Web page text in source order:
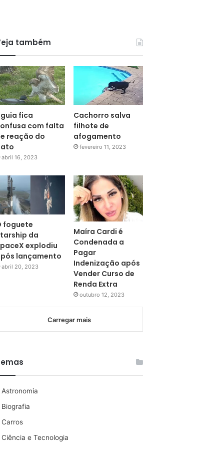
também
fica
com falta
reação do
abril 16, 2023
Cachorro salva
filhote de
afogamento
fevereiro 11, 2023
foguete
da
explodiu
lançamento
abril 20, 2023
Maíra Cardi é
Condenada a
Pagar
Indenização após
Vender Curso de
Renda Extra
outubro 12, 2023
Carregar mais
Astronomia
Biografia
Carros
Ciência e Tecnologia